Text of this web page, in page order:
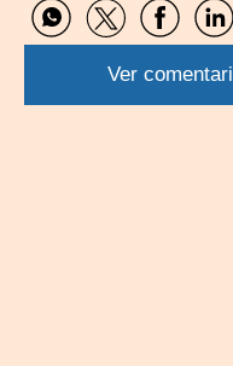
Compartir
por
WhatsApp
Compartir
por
Twitter
por
Ver